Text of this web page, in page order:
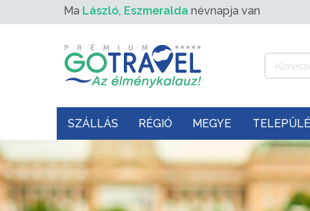
Ma László, Eszmeralda névnapja van
SZÁLLÁS RÉGIÓ MEGYE